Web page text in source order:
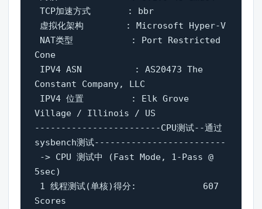
Cone
Constant Company, LLC
Village / Illinois / US
------------------------CPU测试--通过
sysbench测试-------------------------
5sec)
Scores